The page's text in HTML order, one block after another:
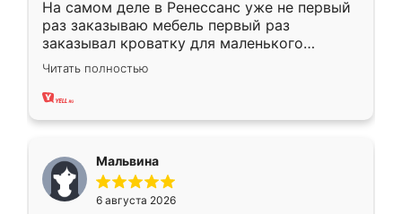
На самом деле в Ренессанс уже не первый
раз заказываю мебель первый раз
заказывал кроватку для маленького
ребёнка при его рождении ,во второй раз
заказал шкаф-купе. По качеству очень
хорошее сборка достаточно быстрая,
меньше, здесь же он более разнообразный.
Мне нравится ,если что-то потребуется из
мебели буду заказывать только здесь.
Читать полностью
Мальвина
6 августа 2026